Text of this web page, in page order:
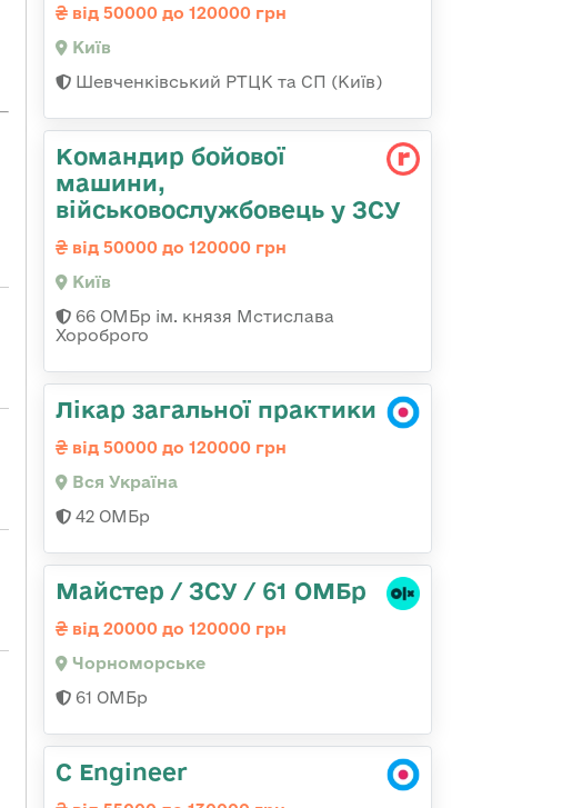
від 50000 до 120000 грн
Київ
Шевченківський РТЦК та СП (Київ)
Командир бойової
машини,
військовослужбовець у ЗСУ
від 50000 до 120000 грн
Київ
66 ОМБр ім. князя Мстислава
Хороброго
Лікар загальної практики
від 50000 до 120000 грн
Вся Україна
42 ОМБр
Майстер / ЗСУ / 61 ОМБр
від 20000 до 120000 грн
Чорноморське
61 ОМБр
C Engineer